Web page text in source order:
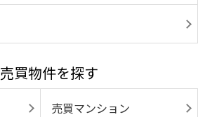
売買物件を探す
売買マンション